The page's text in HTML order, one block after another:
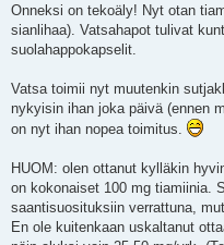
Onneksi on tekoäly! Nyt otan
sianlihaa). Vatsahapot tulivat
suolahappokapselit.
Vatsa toimii nyt muutenkin
nykyisin ihan joka päivä (ennen
on nyt ihan nopea toimitus.
HUOM: olen ottanut kylläkin
on kokonaiset 100 mg tiamiinia.
saantisuosituksiin verrattuna,
En ole kuitenkaan uskaltanut